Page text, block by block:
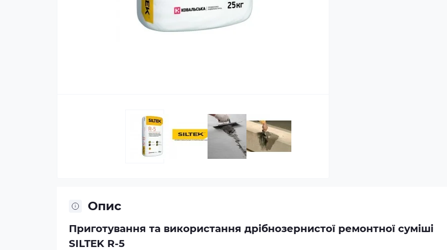
Опис
Приготування та використання дрібнозернистої ремонтної суміші
SILTEK R-5